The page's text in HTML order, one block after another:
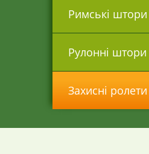
Римські штори
Рулонні штори
Захисні ролети